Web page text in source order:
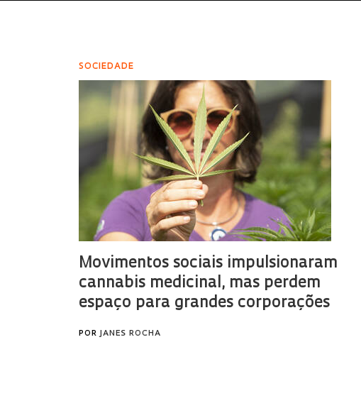
SOCIEDADE
Movimentos sociais impulsionaram
cannabis medicinal, mas perdem
espaço para grandes corporações
POR JANES ROCHA